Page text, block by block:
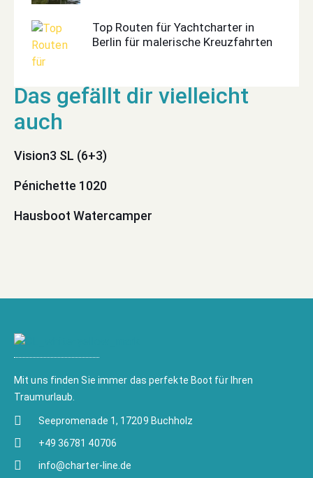
Top Routen für Yachtcharter in
Berlin für malerische Kreuzfahrten
Vision3 SL (6+3)
Pénichette 1020
Hausboot Watercamper
Mit uns finden Sie immer das perfekte Boot für Ihren
Traumurlaub.
Seepromenade 1, 17209 Buchholz
+49 36781 40706
info@charter-line.de